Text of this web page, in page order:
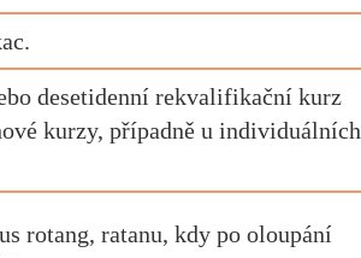
desetidenní rekvalifikační kurz
kurzy, případně u individuálních
rotang, ratanu, kdy po oloupání